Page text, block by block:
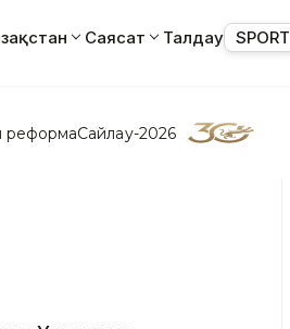
Саясат Талдау SPORT
реформаСайлау-2026